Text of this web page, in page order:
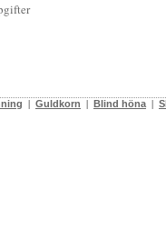
Guldkorn Blind höna